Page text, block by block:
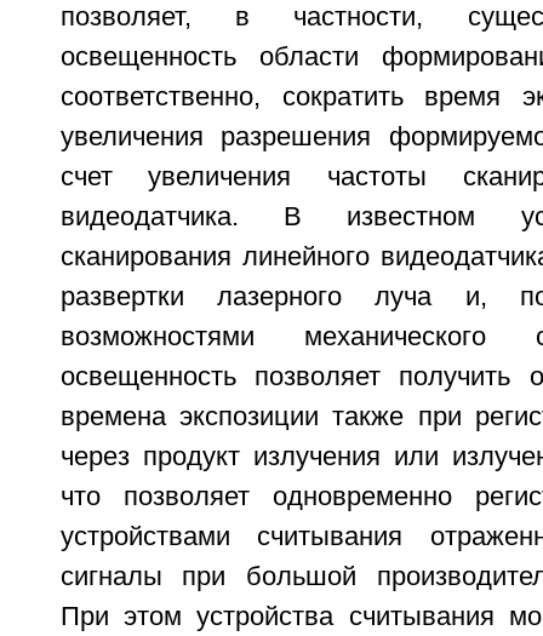
позволяет, в частности,
освещенность области
соответственно, сократить время
увеличения разрешения
счет увеличения частоты
видеодатчика. В известном
сканирования линейного
развертки лазерного луча и,
возможностями механического
освещенность позволяет получить
времена экспозиции также при
через продукт излучения или
что позволяет одновременно
устройствами считывания
сигналы при большой
При этом устройства считывания